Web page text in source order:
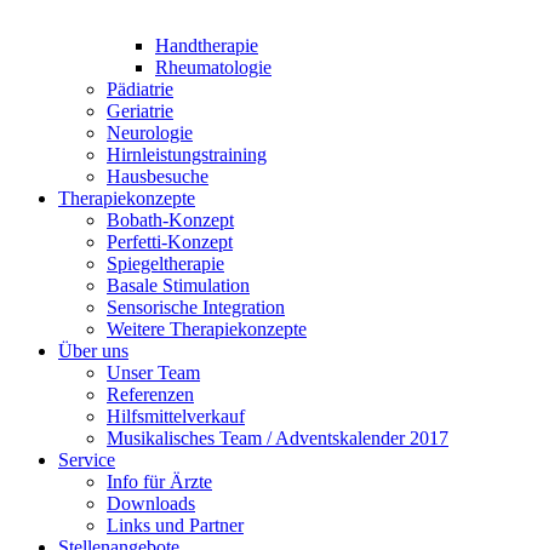
Handtherapie
Rheumatologie
Pädiatrie
Geriatrie
Neurologie
Hirnleistungstraining
Hausbesuche
Therapiekonzepte
Bobath-Konzept
Perfetti-Konzept
Spiegeltherapie
Basale Stimulation
Sensorische Integration
Weitere Therapiekonzepte
Über uns
Unser Team
Referenzen
Hilfsmittelverkauf
Musikalisches Team / Adventskalender 2017
Service
Info für Ärzte
Downloads
Links und Partner